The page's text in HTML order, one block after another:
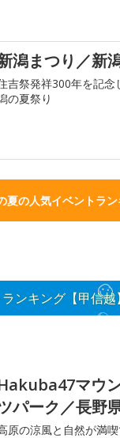
潟まつり／新
吉祭発祥300年を記念
の夏祭り
夏の人気イベントラ
ンキング【甲信越
マウ
パーク／長野
原の涼風と自然が満